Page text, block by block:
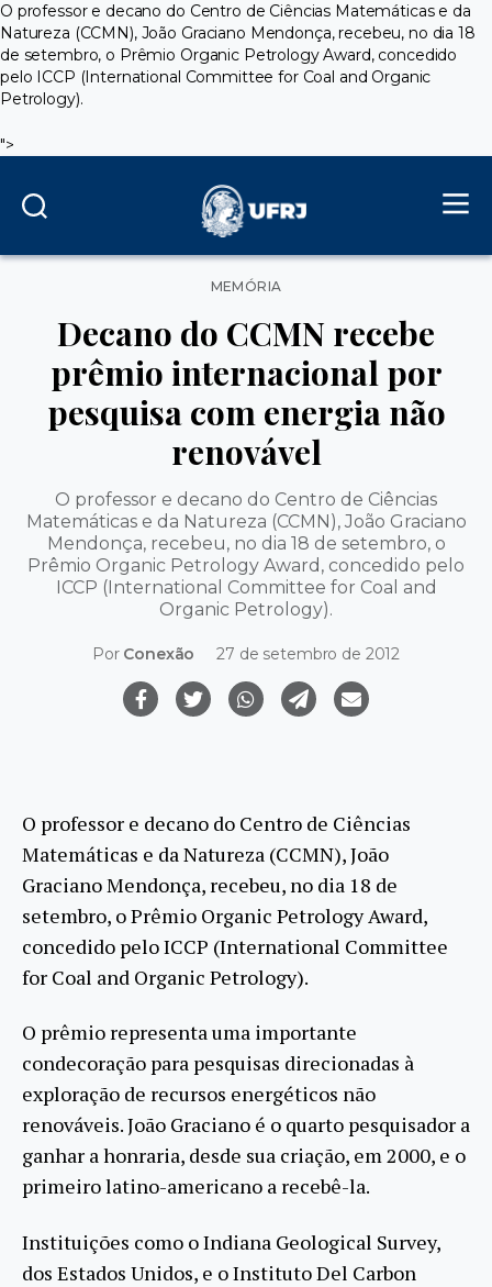
O professor e decano do Centro de Ciências Matemáticas e da
Natureza (CCMN), João Graciano Mendonça, recebeu, no dia 18
de setembro, o Prêmio Organic Petrology Award, concedido
pelo ICCP (International Committee for Coal and Organic
Petrology).
">
Categorias
MEMÓRIA
Decano do CCMN recebe
prêmio internacional por
pesquisa com energia não
renovável
O professor e decano do Centro de Ciências
Matemáticas e da Natureza (CCMN), João Graciano
Mendonça, recebeu, no dia 18 de setembro, o
Prêmio Organic Petrology Award, concedido pelo
ICCP (International Committee for Coal and
Organic Petrology).
Por Conexão 27 de setembro de 2012
O professor e decano do Centro de Ciências
Matemáticas e da Natureza (CCMN), João
Graciano Mendonça, recebeu, no dia 18 de
setembro, o Prêmio Organic Petrology Award,
concedido pelo ICCP (International Committee
for Coal and Organic Petrology).
O prêmio representa uma importante
condecoração para pesquisas direcionadas à
exploração de recursos energéticos não
renováveis. João Graciano é o quarto pesquisador a
ganhar a honraria, desde sua criação, em 2000, e o
primeiro latino-americano a recebê-la.
Instituições como o Indiana Geological Survey,
dos Estados Unidos, e o Instituto Del Carbon